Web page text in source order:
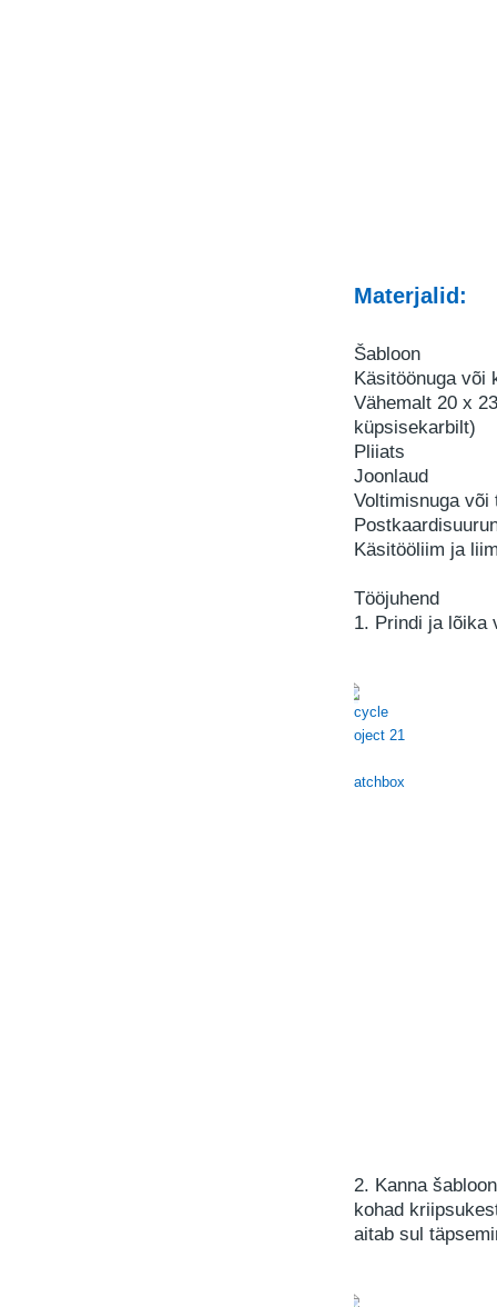
Materjalid:
Šabloon
Käsitöönuga või
Vähemalt 20 x
küpsisekarbilt)
Pliiats
Joonlaud
Voltimisnuga
Käsitööliim ja
Tööjuhend
1. Prindi ja lõika
2. Kanna
kohad
aitab sul